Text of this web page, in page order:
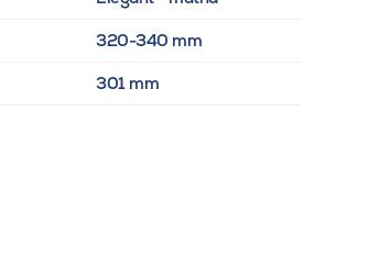
320-340 mm
301 mm